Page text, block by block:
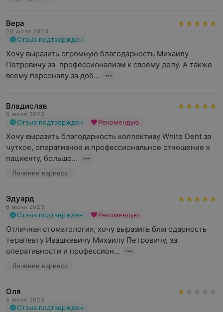
Вера
20 июля 2023
Отзыв подтвержден
Хочу выразить огромную благодарность Михаилу
Петровичу за  профессионализм к своему делу. А также
всему персоналу за доб...
Владислав
6 июня 2023
Отзыв подтвержден Рекомендую
Хочу выразить благодарность коллективу White Dent за
чуткое, оперативное и профессиональное отношение к
пациенту, большо...
Лечение кариеса
Эдуард
6 июня 2023
Отзыв подтвержден Рекомендую
Отличная стоматология, хочу выразить благодарность
терапевту Ивашкевичу Михаилу Петровичу, за
оперативности и профессион...
Лечение кариеса
Оля
5 июня 2023
Отзыв подтвержден